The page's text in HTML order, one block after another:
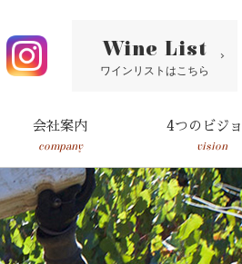
Wine List
ワインリストはこちら
会社案内
company
4つのビジ
vision